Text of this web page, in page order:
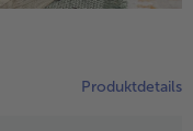
Produktdetails